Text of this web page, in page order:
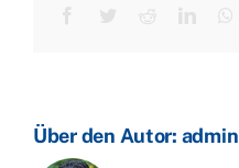
Über den Autor: admin